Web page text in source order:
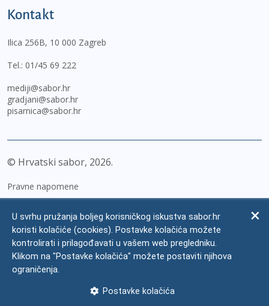
Kontakt
Ilica 256B, 10 000 Zagreb
Tel.: 01/45 69 222
mediji@sabor.hr
gradjani@sabor.hr
pisarnica@sabor.hr
© Hrvatski sabor, 2026
Pravne napomene
Zaštita osobnih podataka
Impressum
Česta pitanja
U svrhu pružanja boljeg korisničkog iskustva sabor.hr
koristi kolačiće (cookies). Postavke kolačića možete
kontrolirati i prilagođavati u vašem web pregledniku.
Klikom na "Postavke kolačića" možete postaviti njihova
ograničenja.
Postavke kolačića